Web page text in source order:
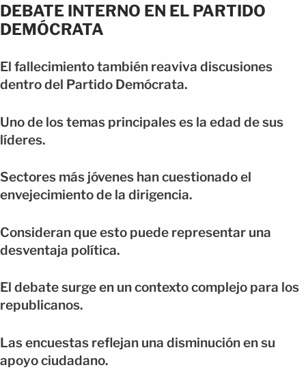
DEBATE INTERNO EN EL PARTIDO
DEMÓCRATA
El fallecimiento también reaviva discusiones
dentro del Partido Demócrata.
Uno de los temas principales es la edad de sus
líderes.
Sectores más jóvenes han cuestionado el
envejecimiento de la dirigencia.
Consideran que esto puede representar una
desventaja política.
El debate surge en un contexto complejo para los
republicanos.
Las encuestas reflejan una disminución en su
apoyo ciudadano.